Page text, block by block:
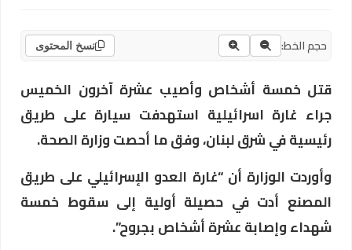
حجم الخط: نسخ المحتوى
قتل خمسة أشخاص وأصيب عشرة آخرون الخميس
جراء غارة اسرائيلية استهدفت سيارة على طريق
رئيسية في شرق لبنان، وفق ما أحصت وزارة الصحة.
وأوردت الوزارة أن “غارة العدو الإسرائيلي على طريق
المصنع أدت في حصيلة أولية إلى سقوط خمسة
شهداء وإصابة عشرة أشخاص بجروح”.